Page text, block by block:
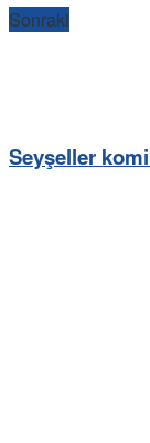
Sonraki
Seyşeller